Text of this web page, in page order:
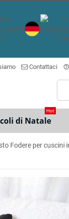
Contattaci help_outline
di Natale
Hot
Fodere per cuscini